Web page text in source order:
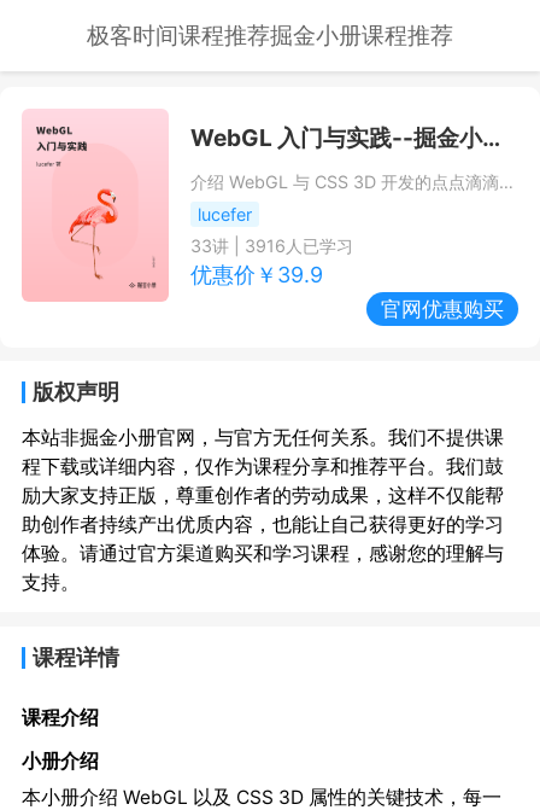
极客时间课程推荐掘金小册课程推荐
WebGL 入门与实践--掘金小册课程推荐/优惠
介绍 WebGL 与 CSS 3D 开发的点点滴滴，详细阐述 3D 数学库的实现原理与使用，演示 3D 数学库对于 WebGL 开发和普通网页开发的重要作用，助力每个前端开发者轻松掌握 3D 开发的关键技术。
lucefer
33讲 | 3916 人已学习
优惠价￥ 39.9
官网优惠购买
版权声明
本站非掘金小册官网，与官方无任何关系。我们不提供课
程下载或详细内容，仅作为课程分享和推荐平台。我们鼓
励大家支持正版，尊重创作者的劳动成果，这样不仅能帮
助创作者持续产出优质内容，也能让自己获得更好的学习
体验。请通过官方渠道购买和学习课程，感谢您的理解与
支持。
课程详情
课程介绍
小册介绍
本小册介绍 WebGL 以及 CSS 3D 属性的关键技术，每一